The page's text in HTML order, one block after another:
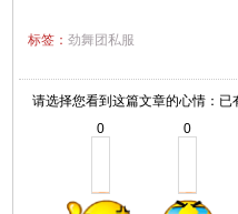
标签： 劲舞团私服
请选择您看到这篇文章的心情：已
0
0